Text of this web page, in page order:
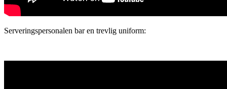
Serveringspersonalen bar en trevlig uniform: